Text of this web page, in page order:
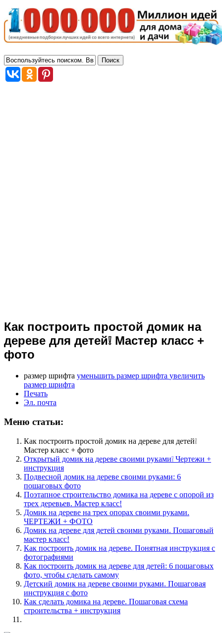
Как построить простой домик на
дереве для детей❕ Мастер класс +
фото
размер шрифта уменьшить размер шрифта увеличить
размер шрифта
Печать
Эл. почта
Меню статьи:
Как построить простой домик на дереве для детей❕
Мастер класс + фото
Открытый домик на дереве своими руками❕ Чертежи +
инструкция
Подвесной домик на дереве своими руками: 6
пошаговых фото
Поэтапное строительство домика на дереве с опорой из
трех деревьев. Мастер класс!
Домик на дереве на трех опорах своими руками.
ЧЕРТЕЖИ + ФОТО
Домик на дереве для детей своими руками. Пошаговый
мастер класс!
Как построить домик на дереве. Понятная инструкция с
фотографиями
Как построить домик на дереве для детей: 6 пошаговых
фото, чтобы сделать самому
Детский домик на дереве своими руками. Пошаговая
инструкция с фото
Как сделать домика на дереве. Пошаговая схема
строительства + инструкция